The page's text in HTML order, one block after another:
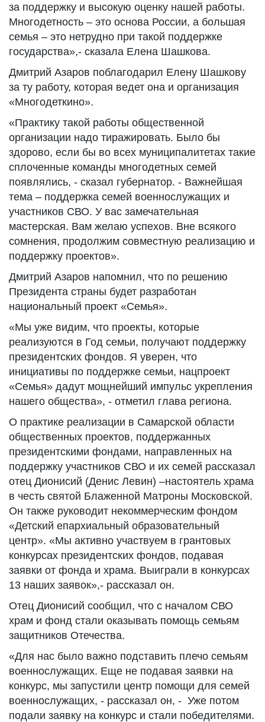
за поддержку и высокую оценку нашей работы.
Многодетность – это основа России, а большая
семья – это нетрудно при такой поддержке
государства»,- сказала Елена Шашкова.
Дмитрий Азаров поблагодарил Елену Шашкову
за ту работу, которая ведет она и организация
«Многодеткино».
«Практику такой работы общественной
организации надо тиражировать. Было бы
здорово, если бы во всех муниципалитетах такие
сплоченные команды многодетных семей
появлялись, - сказал губернатор. - Важнейшая
тема – поддержка семей военнослужащих и
участников СВО. У вас замечательная
мастерская. Вам желаю успехов. Вне всякого
сомнения, продолжим совместную реализацию и
поддержку проектов».
Дмитрий Азаров напомнил, что по решению
Президента страны будет разработан
национальный проект «Семья».
«Мы уже видим, что проекты, которые
реализуются в Год семьи, получают поддержку
президентских фондов. Я уверен, что
инициативы по поддержке семьи, нацпроект
«Семья» дадут мощнейший импульс укрепления
нашего общества», - отметил глава региона.
О практике реализации в Самарской области
общественных проектов, поддержанных
президентскими фондами, направленных на
поддержку участников СВО и их семей рассказал
отец Дионисий (Денис Левин) –настоятель храма
в честь святой Блаженной Матроны Московской.
Он также руководит некоммерческим фондом
«Детский епархиальный образовательный
центр». «Мы активно участвуем в грантовых
конкурсах президентских фондов, подавая
заявки от фонда и храма. Выиграли в конкурсах
13 наших заявок»,- рассказал он.
Отец Дионисий сообщил, что с началом СВО
храм и фонд стали оказывать помощь семьям
защитников Отечества.
«Для нас было важно подставить плечо семьям
военнослужащих. Еще не подавая заявки на
конкурс, мы запустили центр помощи для семей
военнослужащих, - рассказал он, - Уже потом
подали заявку на конкурс и стали победителями.